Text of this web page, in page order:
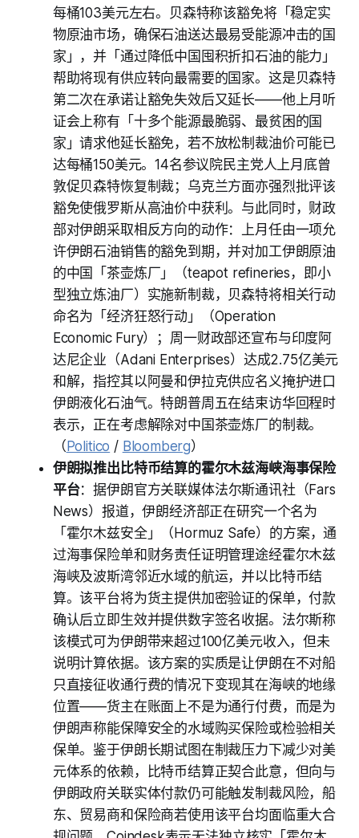
每桶103美元左右。贝森特称该豁免将「稳定实
物原油市场，确保石油送达最易受能源冲击的国
家」，并「通过降低中国囤积折扣石油的能力」
帮助将现有供应转向最需要的国家。这是贝森特
第二次在承诺让豁免失效后又延长——他上月听
证会上称有「十多个能源最脆弱、最贫困的国
家」请求他延长豁免，若不放松制裁油价可能已
达每桶150美元。14名参议院民主党人上月底曾
敦促贝森特恢复制裁；乌克兰方面亦强烈批评该
豁免使俄罗斯从高油价中获利。与此同时，财政
部对伊朗采取相反方向的动作：上月任由一项允
许伊朗石油销售的豁免到期，并对加工伊朗原油
的中国「茶壶炼厂」（teapot refineries，即小
型独立炼油厂）实施新制裁，贝森特将相关行动
命名为「经济狂怒行动」（Operation
Economic Fury）；周一财政部还宣布与印度阿
达尼企业（Adani Enterprises）达成2.75亿美元
和解，指控其以阿曼和伊拉克供应名义掩护进口
伊朗液化石油气。特朗普周五在结束访华回程时
表示，正在考虑解除对中国茶壶炼厂的制裁。
（Politico / Bloomberg）
伊朗拟推出比特币结算的霍尔木兹海峡海事保险
平台：据伊朗官方关联媒体法尔斯通讯社（Fars
News）报道，伊朗经济部正在研究一个名为
「霍尔木兹安全」（Hormuz Safe）的方案，通
过海事保险单和财务责任证明管理途经霍尔木兹
海峡及波斯湾邻近水域的航运，并以比特币结
算。该平台将为货主提供加密验证的保单，付款
确认后立即生效并提供数字签名收据。法尔斯称
该模式可为伊朗带来超过100亿美元收入，但未
说明计算依据。该方案的实质是让伊朗在不对船
只直接征收通行费的情况下变现其在海峡的地缘
位置——货主在账面上不是为通行付费，而是为
伊朗声称能保障安全的水域购买保险或检验相关
保单。鉴于伊朗长期试图在制裁压力下减少对美
元体系的依赖，比特币结算正契合此意，但向与
伊朗政府关联实体付款仍可能触发制裁风险，船
东、贸易商和保险商若使用该平台均面临重大合